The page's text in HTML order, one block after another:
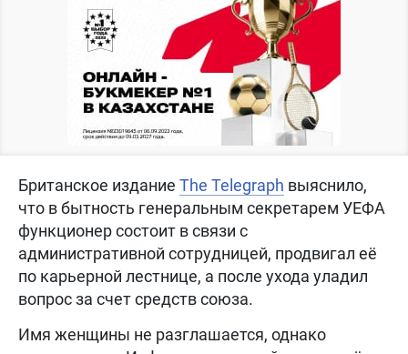
Британское издание The Telegraph выяснило,
что в бытность генеральным секретарем УЕФА
функционер состоит в связи с
административной сотрудницей, продвигал её
по карьерной лестнице, а после ухода уладил
вопрос за счет средств союза.
Имя женщины не разглашается, однако